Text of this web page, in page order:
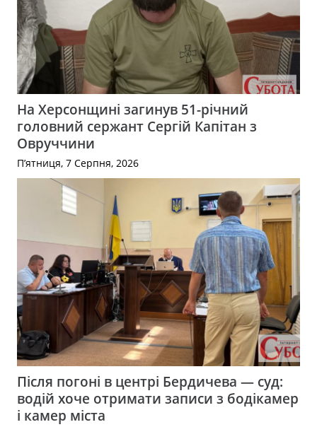
На Херсонщині загинув 51-річний
головний сержант Сергій Капітан з
Овруччини
П’ятниця, 7 Серпня, 2026
Після погоні в центрі Бердичева — суд:
водій хоче отримати записи з бодікамер
і камер міста